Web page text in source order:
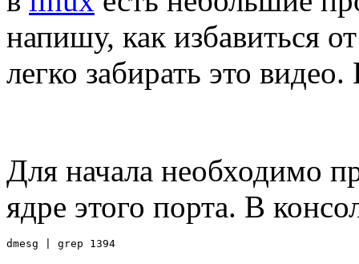
напишу, как избавиться
легко забирать это
Для начала необходимо
ядре этого порта. В
dmesg | grep 1394